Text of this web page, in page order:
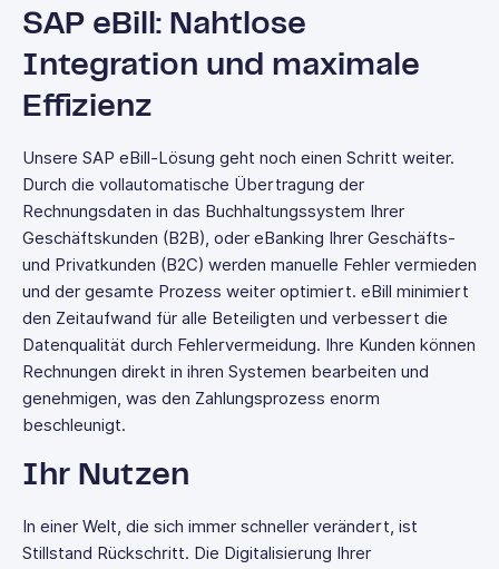
SAP eBill: Nahtlose
Integration und maximale
Effizienz
Unsere SAP eBill-Lösung geht noch einen Schritt weiter.
Durch die vollautomatische Übertragung der
Rechnungsdaten in das Buchhaltungssystem Ihrer
Geschäftskunden (B2B), oder eBanking Ihrer Geschäfts-
und Privatkunden (B2C) werden manuelle Fehler vermieden
und der gesamte Prozess weiter optimiert. eBill minimiert
den Zeitaufwand für alle Beteiligten und verbessert die
Datenqualität durch Fehlervermeidung. Ihre Kunden können
Rechnungen direkt in ihren Systemen bearbeiten und
genehmigen, was den Zahlungsprozess enorm
beschleunigt.
Ihr Nutzen
In einer Welt, die sich immer schneller verändert, ist
Stillstand Rückschritt. Die Digitalisierung Ihrer